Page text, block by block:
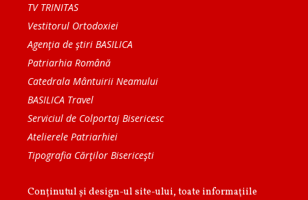
TV TRINITAS
Vestitorul Ortodoxiei
Agenţia de ştiri BASILICA
Patriarhia Română
Catedrala Mântuirii Neamului
BASILICA Travel
Serviciul de Colportaj Bisericesc
Atelierele Patriarhiei
Tipografia Cărţilor Bisericeşti
Conținutul și design-ul site-ului, toate informaţiile